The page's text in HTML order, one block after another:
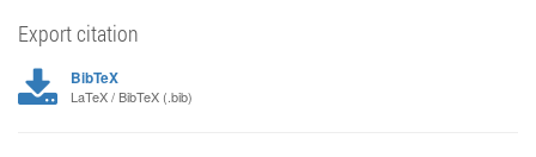
Export citation
BibTeX
LaTeX / BibTeX (.bib)